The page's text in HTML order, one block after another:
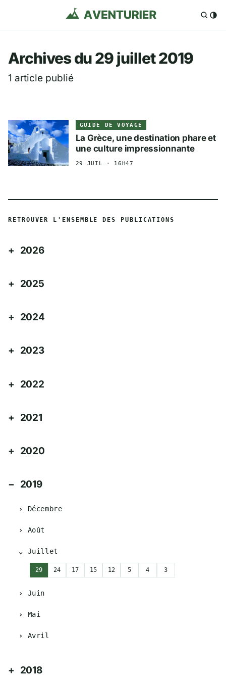
Aventurier.fr —
Archives du 29 juillet 2019
1 article publié
GUIDE DE VOYAGE
La Grèce, une destination phare et
une culture impressionnante
29 JUIL · 16H47
RETROUVER L'ENSEMBLE DES PUBLICATIONS
2026
2025
2024
2023
2022
2021
2020
2019
Décembre
Août
Juillet
29 24 17 15 12 5 4 3
Juin
Mai
Avril
2018